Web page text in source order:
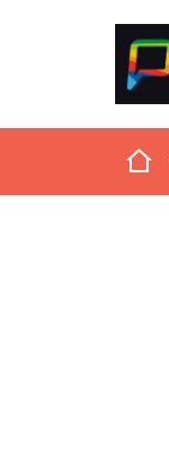
Inici